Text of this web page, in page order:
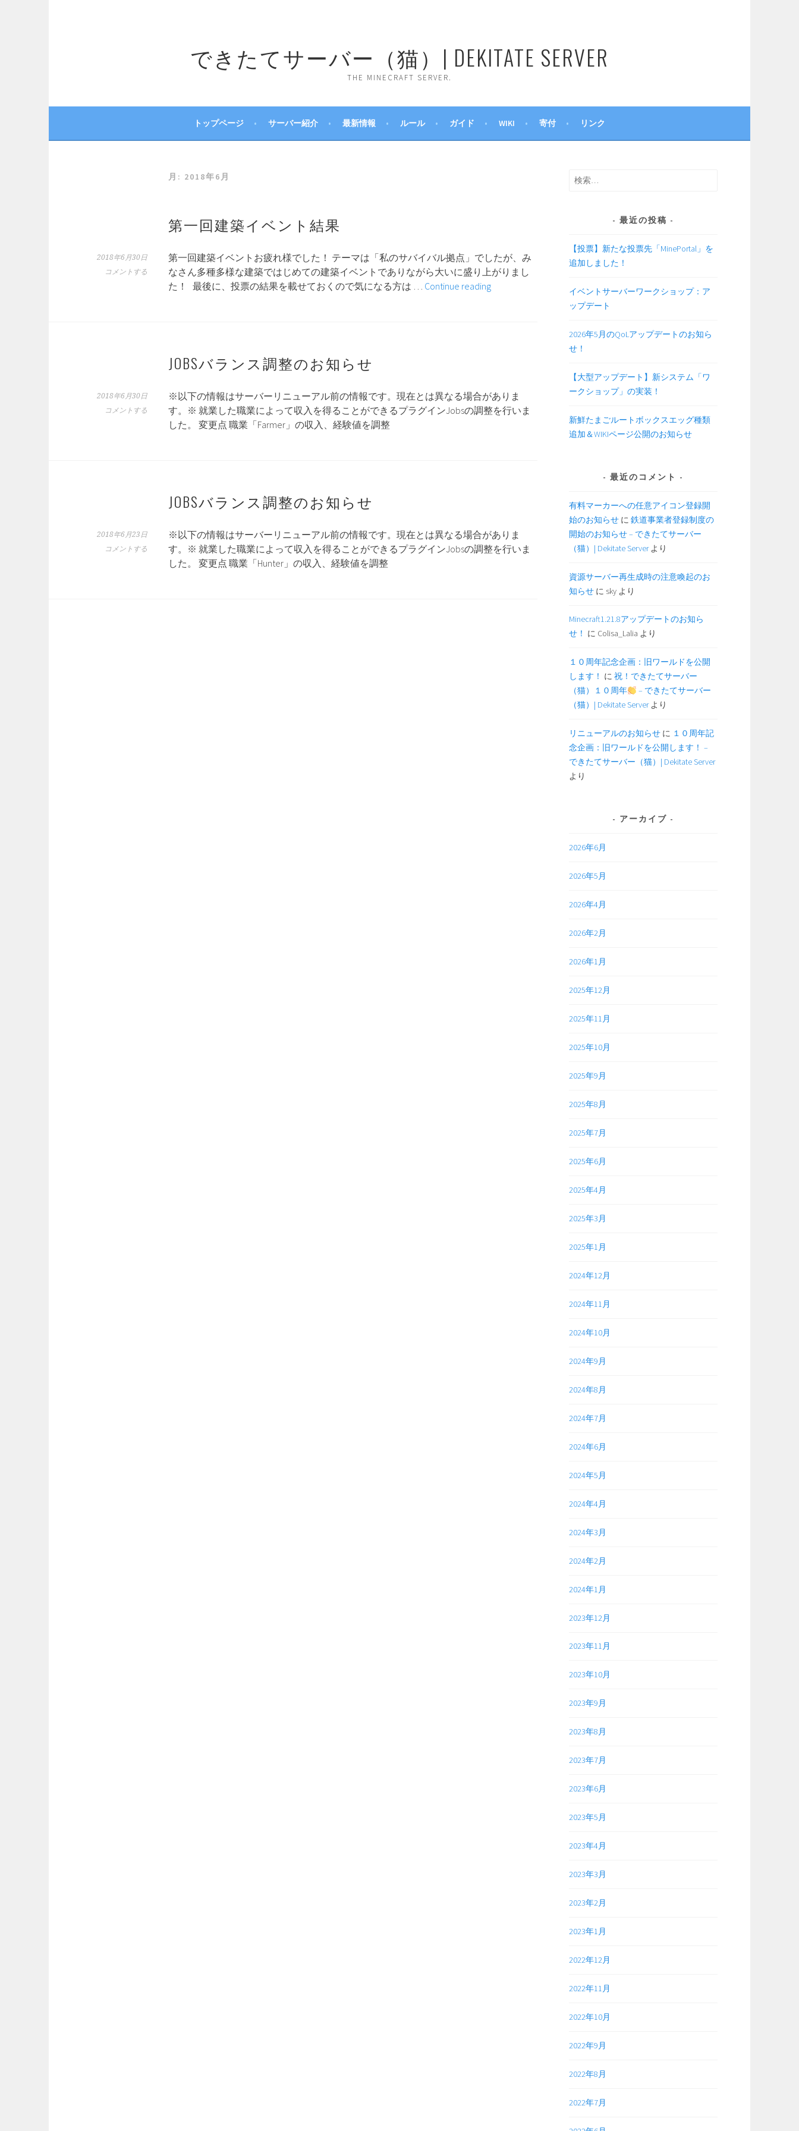
キ
できたてサーバー（猫）| DEKITATE SERVER
THE MINECRAFT SERVER.
トップページ サーバー紹介 最新情報 ルール ガイド WIKI 寄付 リンク
月: 2018年6月
第一回建築イベント結果
2018年6月30日
コメントする
第一回建築イベントお疲れ様でした！ テーマは「私のサバイバル拠点」でしたが、み
なさん多種多様な建築ではじめての建築イベントでありながら大いに盛り上がりまし
た！ 最後に、投票の結果を載せておくので気になる方は … Continue reading第
ト
結
JOBSバランス調整のお知らせ
2018年6月30日
コメントする
※以下の情報はサーバーリニューアル前の情報です。現在とは異なる場合がありま
す。※ 就業した職業によって収入を得ることができるプラグインJobsの調整を行いま
した。 変更点 職業「Farmer」の収入、経験値を調整
JOBSバランス調整のお知らせ
2018年6月23日
コメントする
※以下の情報はサーバーリニューアル前の情報です。現在とは異なる場合がありま
す。※ 就業した職業によって収入を得ることができるプラグインJobsの調整を行いま
した。 変更点 職業「Hunter」の収入、経験値を調整
検
最近の投稿
【投票】新たな投票先「MinePortal」を
追加しました！
イベントサーバーワークショップ：ア
ップデート
2026年5月のQoLアップデートのお知ら
せ！
【大型アップデート】新システム「ワ
ークショップ」の実装！
新鮮たまごルートボックスエッグ種類
追加＆WIKIページ公開のお知らせ
最近のコメント
有料マーカーへの任意アイコン登録開
始のお知らせ に 鉄道事業者登録制度の
開始のお知らせ – できたてサーバー
（猫）| Dekitate Serverより
資源サーバー再生成時の注意喚起のお
知らせ に sky より
Minecraft1.21.8アップデートのお知ら
せ！ に Colisa_Lalia より
１０周年記念企画：旧ワールドを公開
します！ に 祝！できたてサーバー
（猫）１０周年
– できたてサーバー
（猫）| Dekitate Serverより
リニューアルのお知らせ に １０周年記
念企画：旧ワールドを公開します！ –
できたてサーバー（猫）| Dekitate Server
より
アーカイブ
2026年6月
2026年5月
2026年4月
2026年2月
2026年1月
2025年12月
2025年11月
2025年10月
2025年9月
2025年8月
2025年7月
2025年6月
2025年4月
2025年3月
2025年1月
2024年12月
2024年11月
2024年10月
2024年9月
2024年8月
2024年7月
2024年6月
2024年5月
2024年4月
2024年3月
2024年2月
2024年1月
2023年12月
2023年11月
2023年10月
2023年9月
2023年8月
2023年7月
2023年6月
2023年5月
2023年4月
2023年3月
2023年2月
2023年1月
2022年12月
2022年11月
2022年10月
2022年9月
2022年8月
2022年7月